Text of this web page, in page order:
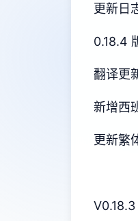
更新日
0.18.4
翻译更
新增西
更新繁
V0.18.3